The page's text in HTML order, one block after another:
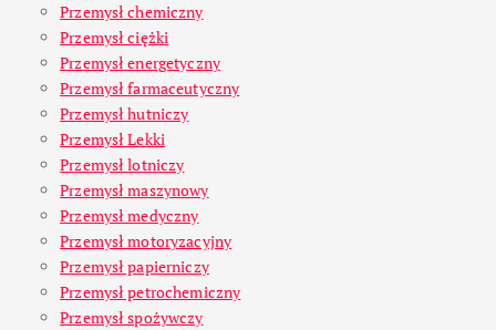
Przemysł chemiczny
Przemysł ciężki
Przemysł energetyczny
Przemysł farmaceutyczny
Przemysł hutniczy
Przemysł Lekki
Przemysł lotniczy
Przemysł maszynowy
Przemysł medyczny
Przemysł motoryzacyjny
Przemysł papierniczy
Przemysł petrochemiczny
Przemysł spożywczy